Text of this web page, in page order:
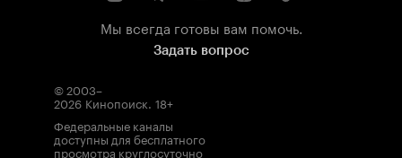
Мы всегда готовы вам помочь.
Задать вопрос
© 2003–
2026 Кинопоиск. 18+
Федеральные каналы
доступны для бесплатного
просмотра круглосуточно